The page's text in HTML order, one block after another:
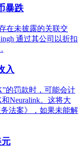
暴跌
在未披露的关联交
通过其公司以折扣
入
的罚款时，可能会计
Neuralink。这将大
法案》，如果未能解